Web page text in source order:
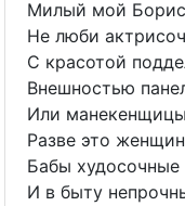
Милый мой
Не люби
С красотой
Внешностью
Или
Разве это
Бабы худоcочные
И в быту